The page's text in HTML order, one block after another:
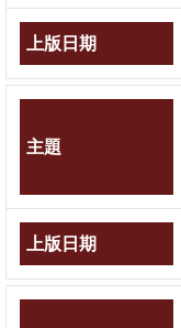
心
輔
&
輔
捐
款
教
研